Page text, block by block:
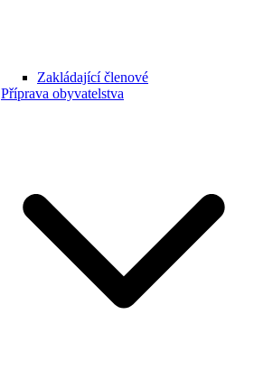
Zakládající členové
Příprava obyvatelstva